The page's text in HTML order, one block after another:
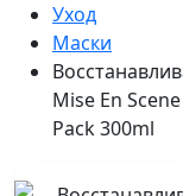
Уход
Маски
Mise En
Pack 300ml